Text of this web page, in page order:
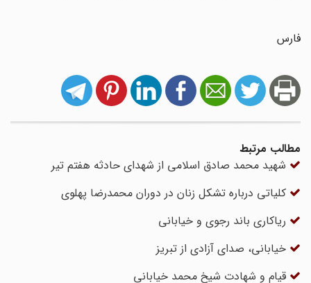
فارس
مطالب مرتبط
شهید محمد صادق اسلامی از شهدای حادثه هفتم تیر
کلیاتی درباره تشکل زنان در دوران محمدرضا پهلوی
ریاکاری باند رجوی و خیابانی
خیابانی، صدای آزادی از تبریز
قیام و شهادت شیخ محمد خیابانی